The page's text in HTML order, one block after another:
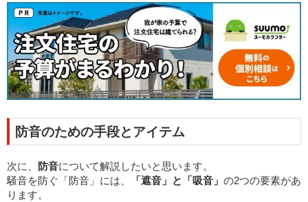
防音のための手段とアイテム
次に、 防音について解説したいと思います。
騒音を防ぐ「防音」には、
「遮音」と「吸音」 の2つの要素があ
ります。